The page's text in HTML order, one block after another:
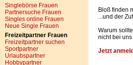
Singlebörse Frauen
Partnersuche Frauen
Singles online Frauen
Neue Single Frauen
Freizeitpartner Frauen
Freizeitpartner suchen
Sportpartner
Urlaubspartner
Hobbypartner
Bloß finden
...und der
Warum
nicht bei
Jetzt